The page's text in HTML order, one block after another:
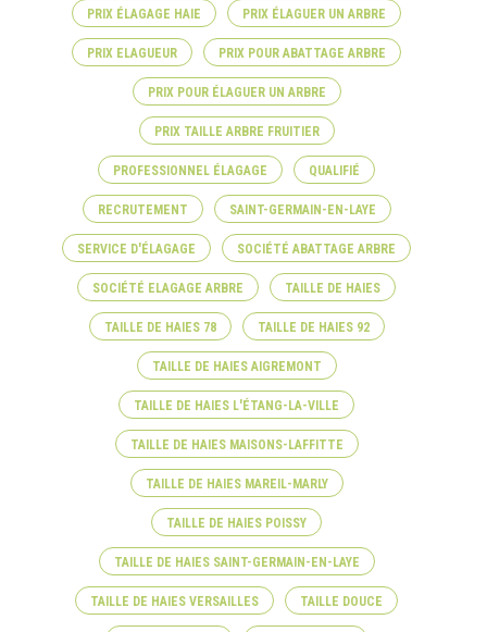
PRIX ÉLAGAGE HAIE PRIX ÉLAGUER UN ARBRE
PRIX ELAGUEUR PRIX POUR ABATTAGE ARBRE
PRIX POUR ÉLAGUER UN ARBRE
PRIX TAILLE ARBRE FRUITIER
PROFESSIONNEL ÉLAGAGE QUALIFIÉ
RECRUTEMENT SAINT-GERMAIN-EN-LAYE
SERVICE D'ÉLAGAGE SOCIÉTÉ ABATTAGE ARBRE
SOCIÉTÉ ELAGAGE ARBRE TAILLE DE HAIES
TAILLE DE HAIES 78 TAILLE DE HAIES 92
TAILLE DE HAIES AIGREMONT
TAILLE DE HAIES L'ÉTANG-LA-VILLE
TAILLE DE HAIES MAISONS-LAFFITTE
TAILLE DE HAIES MAREIL-MARLY
TAILLE DE HAIES POISSY
TAILLE DE HAIES SAINT-GERMAIN-EN-LAYE
TAILLE DE HAIES VERSAILLES TAILLE DOUCE